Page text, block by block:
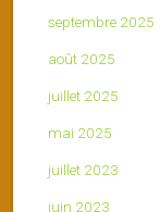
septembre 2025
août 2025
juillet 2025
mai 2025
juillet 2023
juin 2023